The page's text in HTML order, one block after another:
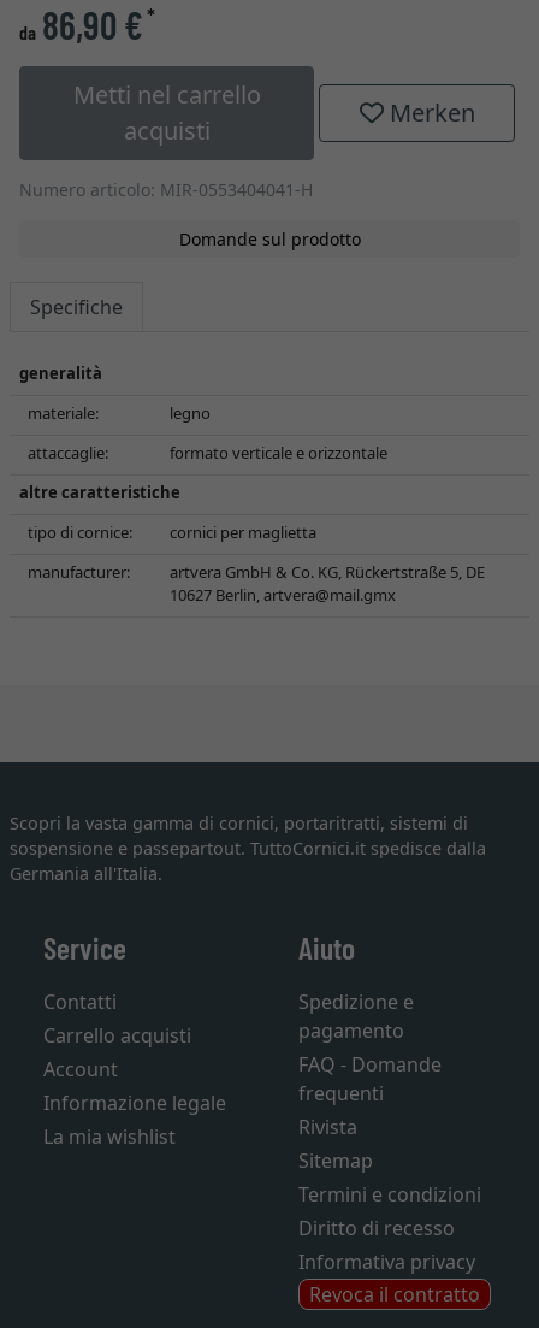
da 86,90 €*
Metti nel carrello
acquisti
Merken
Numero articolo: MIR-0553404041-H
Domande sul prodotto
Specifiche
generalità
materiale:
legno
attaccaglie:
formato verticale e orizzontale
altre caratteristiche
tipo di cornice:
cornici per maglietta
manufacturer:
artvera GmbH & Co. KG, Rückertstraße 5, DE
10627 Berlin,artvera@mail.gmx
Scopri la vasta gamma di cornici, portaritratti, sistemi di
sospensione e passepartout. TuttoCornici.it spedisce dalla
Germania all'Italia.
Service
Contatti
Carrello acquisti
Account
Informazione legale
La mia wishlist
Aiuto
Spedizione e
pagamento
FAQ - Domande
frequenti
Rivista
Sitemap
Termini e condizioni
Diritto di recesso
Informativa privacy
Revoca il contratto